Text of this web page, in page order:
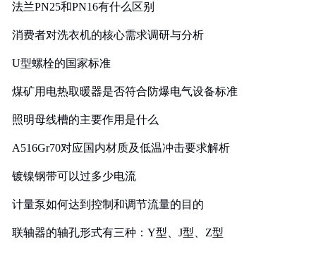
法兰PN25和PN16有什么区别
消费者对洗衣机的核心需求调研与分析
U型螺栓的国家标准
煤矿用电热取暖器是否符合防爆电气设备标准
照明母线槽的主要作用是什么
A516Gr70对应国内材质及低温冲击要求解析
镀镍钢带可以过多少电流
计量泵如何达到控制和调节流量的目的
联轴器的轴孔形式有三种：Y型、J型、Z型